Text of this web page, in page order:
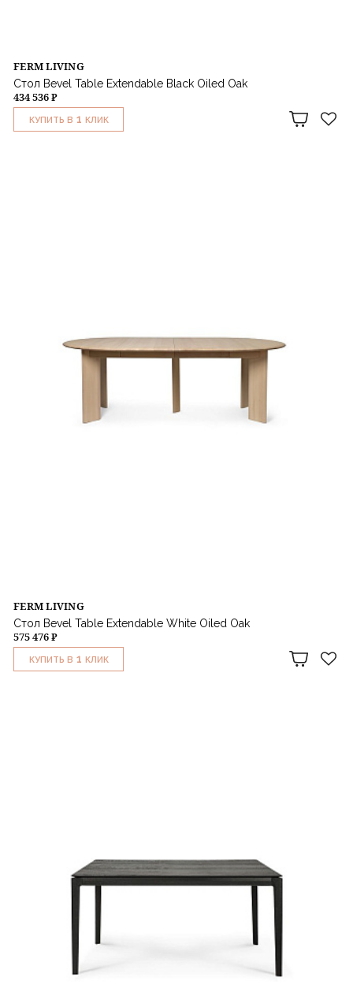
FERM LIVING
Стол Bevel Table Extendable Black Oiled Oak
434 536 ₽
КУПИТЬ В 1 КЛИК
FERM LIVING
Стол Bevel Table Extendable White Oiled Oak
575 476 ₽
КУПИТЬ В 1 КЛИК